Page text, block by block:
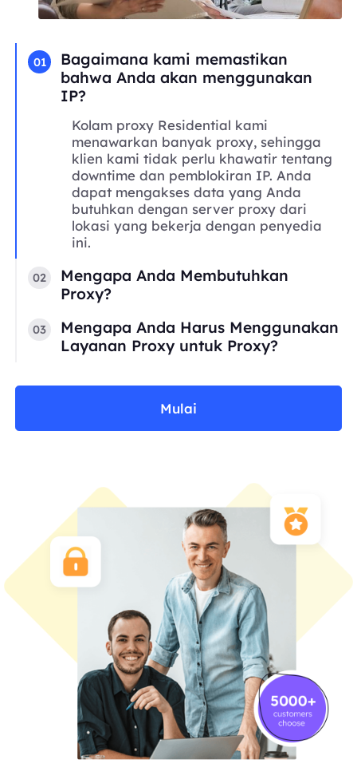
01
Bagaimana kami memastikan
bahwa Anda akan menggunakan
IP?
Kolam proxy Residential kami
menawarkan banyak proxy, sehingga
klien kami tidak perlu khawatir tentang
downtime dan pemblokiran IP. Anda
dapat mengakses data yang Anda
butuhkan dengan server proxy dari
lokasi yang bekerja dengan penyedia
ini.
02
Mengapa Anda Membutuhkan
Proxy?
03
Mengapa Anda Harus Menggunakan
Layanan Proxy untuk Proxy?
Mulai